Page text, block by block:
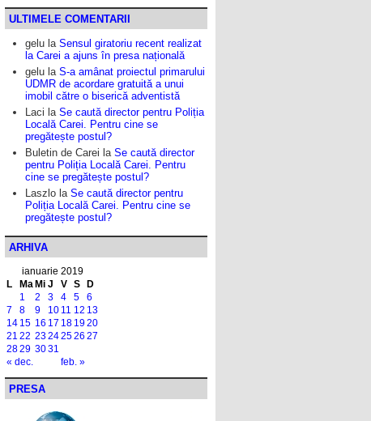
ULTIMELE COMENTARII
gelu la Sensul giratoriu recent realizat
la Carei a ajuns în presa națională
gelu la S-a amânat proiectul primarului
UDMR de acordare gratuită a unui
imobil către o biserică adventistă
Laci la Se caută director pentru Poliția
Locală Carei. Pentru cine se
pregătește postul?
Buletin de Carei la Se caută director
pentru Poliția Locală Carei. Pentru
cine se pregătește postul?
Laszlo la Se caută director pentru
Poliția Locală Carei. Pentru cine se
pregătește postul?
ARHIVA
ianuarie 2019
L
Ma Mi J V S D
« dec. feb. »
1 2 3 4 5
6
7
8 9 10 11 12 13
14 15 16 17 18 1920
21 22 23242526 27
2829 3031
PRESA